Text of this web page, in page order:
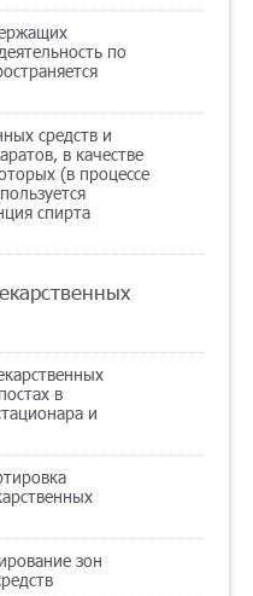
по
средств и
в качестве
(в процессе
спирта
в
и
зон